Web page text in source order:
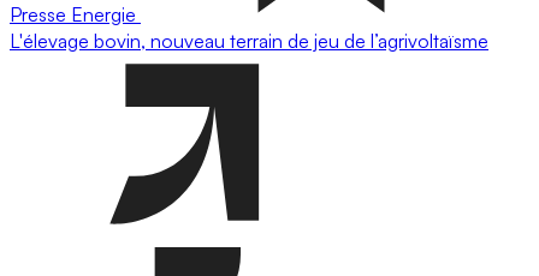
Presse Energie
L'élevage bovin, nouveau terrain de jeu de l’agrivoltaïsme